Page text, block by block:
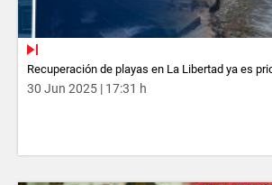
Recuperación de playas en La Libertad ya es
30 Jun 2025 | 17:31 h